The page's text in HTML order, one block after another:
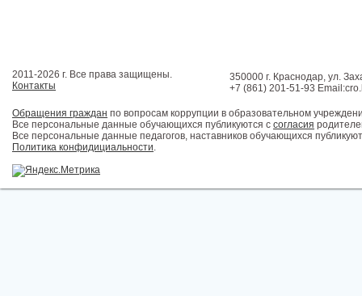
2011-2026 г. Все права защищены.
Контакты
350000 г. Краснодар, ул.
+7 (861) 201-51-93
Обращения граждан по вопросам коррупции в образовательном
Все персональные данные обучающихся публикуются с согласия
Все персональные данные педагогов, наставников обучающихся
Политика конфидициальности.